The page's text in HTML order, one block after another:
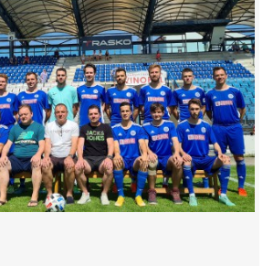
FKD, z.s.
Drnovice 704
68304 Drnovice
ičo 27005305
č.ú. 3227086359 / 0800